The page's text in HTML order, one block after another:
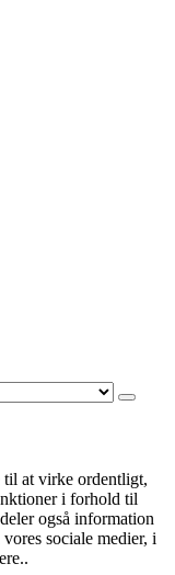
til at virke ordentligt,
i forhold til
også information
sociale medier, i